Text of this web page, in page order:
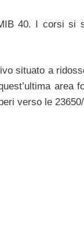
40. I corsi si
situato a
area
verso le